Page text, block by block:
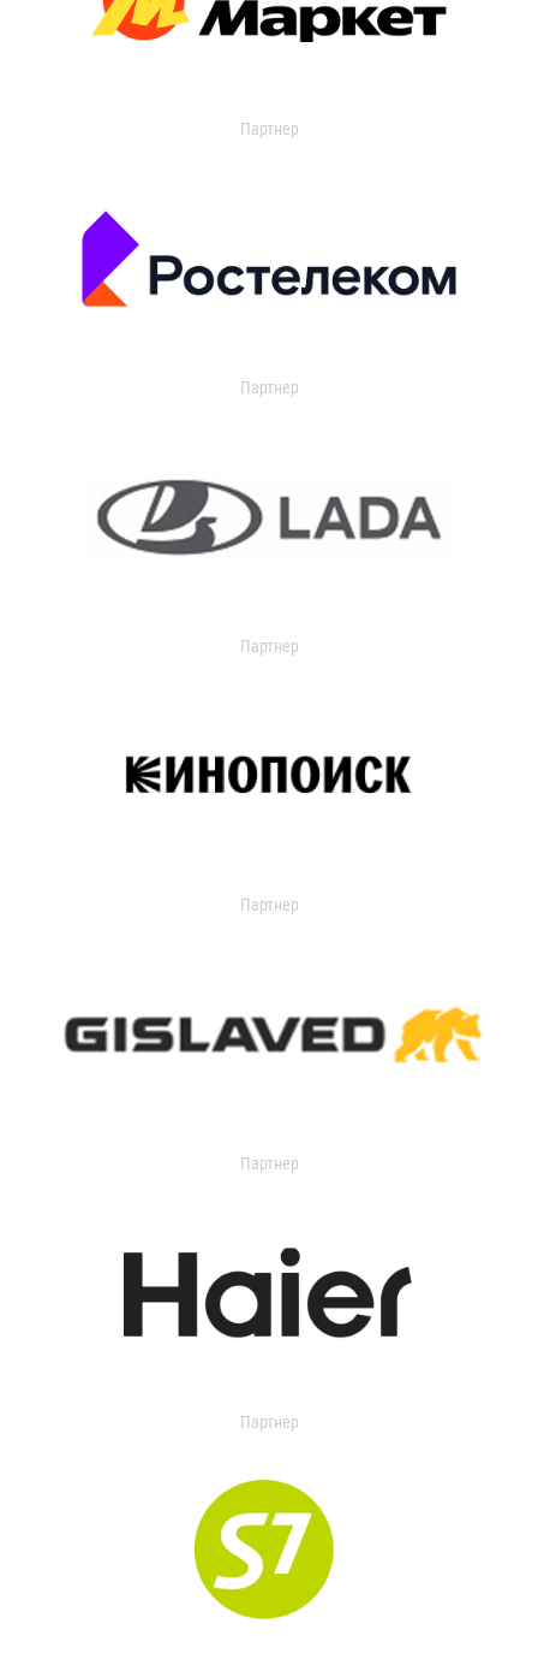
Партнер
Партнер
Партнер
Партнер
Партнер
Партнер